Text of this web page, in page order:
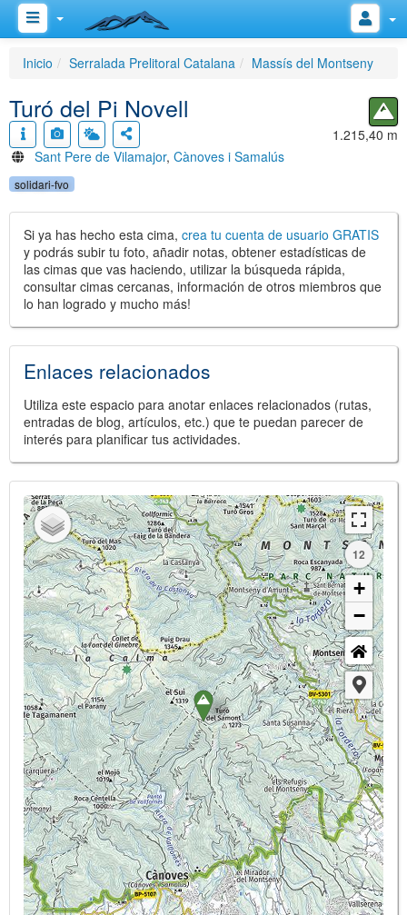
Inicio Serralada Prelitoral Catalana Massís del Montseny
Turó del Pi Novell
Sant Pere de Vilamajor, Cànoves i Samalús
1.215,40 m
solidari-fvo
Si ya has hecho esta cima, crea tu cuenta de usuario GRATIS
y podrás subir tu foto, añadir notas, obtener estadísticas de
las cimas que vas haciendo, utilizar la búsqueda rápida,
consultar cimas cercanas, información de otros miembros que
lo han logrado y mucho más!
Enlaces relacionados
Utiliza este espacio para anotar enlaces relacionados (rutas,
entradas de blog, artículos, etc.) que te puedan parecer de
interés para planificar tus actividades.
12
+
−